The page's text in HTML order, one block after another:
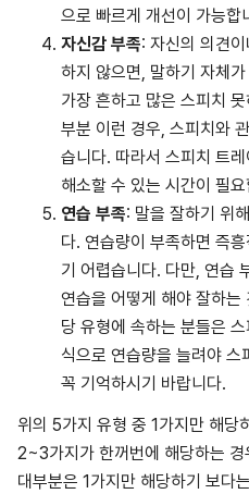
으로 빠르게 개선이 가능합
자신감 부족: 자신의 의견
하지 않으면, 말하기 자체
가장 흔하고 많은 스피치
부분 이런 경우, 스피치와
습니다. 따라서 스피치 트
해소할 수 있는 시간이 필
연습 부족: 말을 잘하기 위
다. 연습량이 부족하면 즉
기 어렵습니다. 다만, 연습
연습을 어떻게 해야 잘하는
당 유형에 속하는 분들은
식으로 연습량을 늘려야 스
꼭 기억하시기 바랍니다.
위의 5가지 유형 중 1가지만 해당
2~3가지가 한꺼번에 해당하는 경
대부분은 1가지만 해당하기 보다